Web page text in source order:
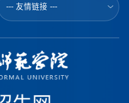
--- 友情链接 ---